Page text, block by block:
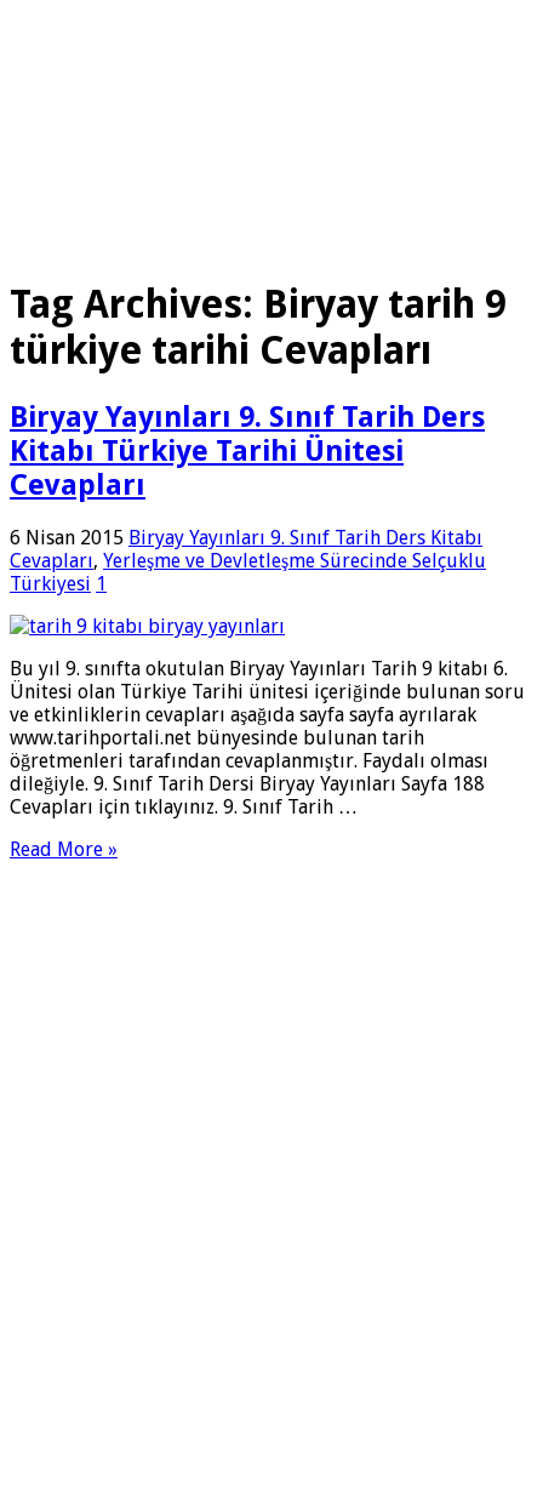
Tag Archives: Biryay tarih 9
türkiye tarihi Cevapları
Biryay Yayınları 9. Sınıf Tarih Ders
Kitabı Türkiye Tarihi Ünitesi
Cevapları
6 Nisan 2015 Biryay Yayınları 9. Sınıf Tarih Ders Kitabı
Cevapları, Yerleşme ve Devletleşme Sürecinde Selçuklu
Türkiyesi 1
Bu yıl 9. sınıfta okutulan Biryay Yayınları Tarih 9 kitabı 6.
Ünitesi olan Türkiye Tarihi ünitesi içeriğinde bulunan soru
ve etkinliklerin cevapları aşağıda sayfa sayfa ayrılarak
www.tarihportali.net bünyesinde bulunan tarih
öğretmenleri tarafından cevaplanmıştır. Faydalı olması
dileğiyle. 9. Sınıf Tarih Dersi Biryay Yayınları Sayfa 188
Cevapları için tıklayınız. 9. Sınıf Tarih …
Read More »